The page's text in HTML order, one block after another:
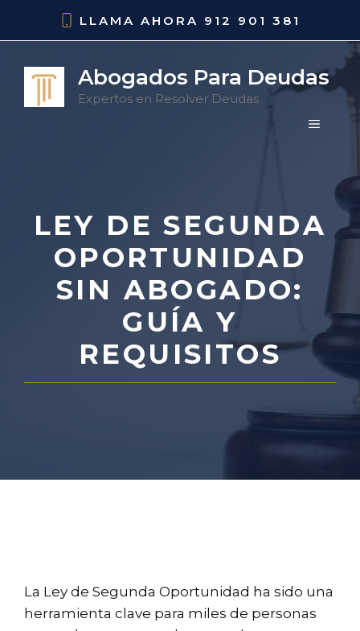
LLAMA AHORA 912 901 381
Abogados Para Deudas
Expertos en Resolver Deudas
MENÚ
LEY DE SEGUNDA
OPORTUNIDAD
SIN ABOGADO:
GUÍA Y
REQUISITOS
La Ley de Segunda Oportunidad ha sido una
herramienta clave para miles de personas